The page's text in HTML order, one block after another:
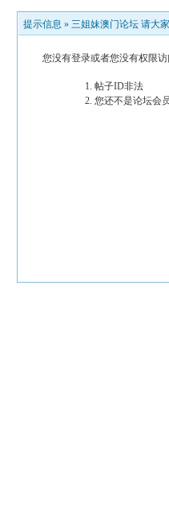
提示信息 » 三姐妹澳门论坛 请大
您没有登录或者您没有权限
帖子ID非法
您还不是论坛会